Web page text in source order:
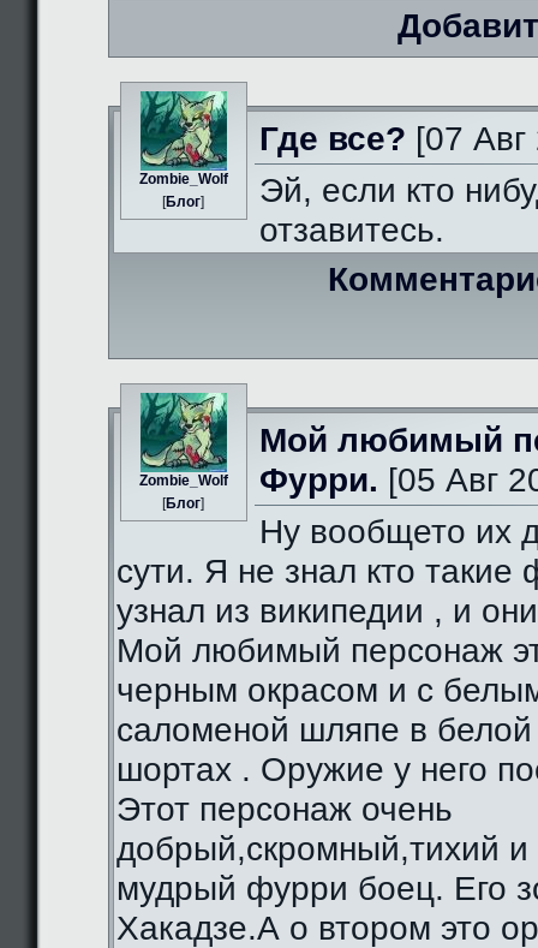
Zombie_Wolf
[Блог]
Где все? [07
Эй, если кто
отзавитесь.
Zombie_Wolf
[Блог]
Мой любимый
Фурри. [05 Авг
Ну вообщето их
сути. Я не знал кто такие
узнал из википедии , и
Мой любимый персонаж
черным окрасом и с
саломеной шляпе в
шортах . Оружие у него
Этот персонаж очень
добрый,скромный,тихий и
мудрый фурри боец. Его
Хакадзе.А о втором это